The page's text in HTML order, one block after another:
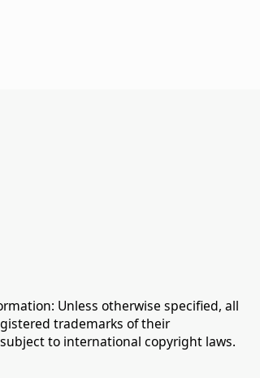
Unless otherwise specified, all
trademarks of their
to international copyright laws.